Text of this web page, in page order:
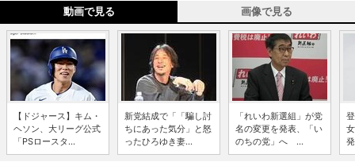
動画で見る 画像で見る
【ドジャース】キム・
ヘソン、大リーグ公式
「PSロースタ...
新党結成で「「騙し討
ちにあった気分」と怒
ったひろゆき妻...
「れいわ新選組」が党
名の変更を発表、「い
のちの党」へ ...